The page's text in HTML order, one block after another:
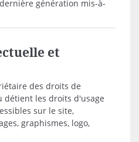
génération mis-à-
et
des droits de
les droits d'usage
sur le site,
graphismes, logo,